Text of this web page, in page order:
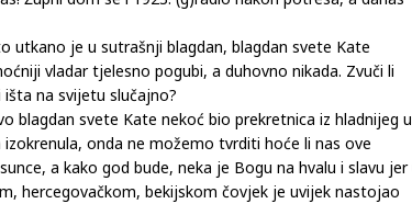
Župni dom se i 1923. (g)radio nakon potresa, a danas
je u sutrašnji blagdan, blagdan svete Kate
vladar tjelesno pogubi, a duhovno nikada. Zvuči li
na svijetu slučajno?
blagdan svete Kate nekoć bio prekretnica iz hladnijeg u
onda ne možemo tvrditi hoće li nas ove
a kako god bude, neka je Bogu na hvalu i slavu jer u